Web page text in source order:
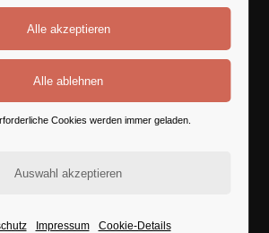
Road, Suite 600
Cookies werden immer geladen.
Impressum Cookie-Details